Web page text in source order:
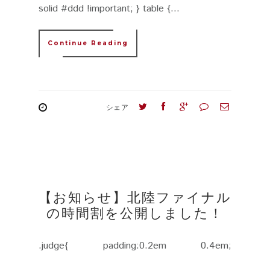
solid #ddd !important; } table {...
Continue Reading
シェア
【お知らせ】北陸ファイナル
の時間割を公開しました！
.judge{ padding:0.2em 0.4em;